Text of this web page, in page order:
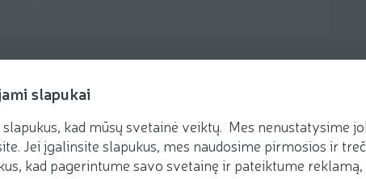
slapukai
kad mūsų svetainė veiktų. Mes nenustatysime
Jei įgalinsite slapukus, mes naudosime pirmosios ir
kad pagerintume savo svetainę ir pateiktume
Receptai